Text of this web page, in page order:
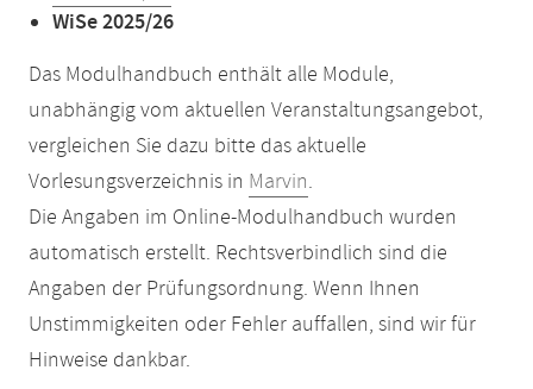
WiSe 2025/26
Das Modulhandbuch enthält alle Module,
unabhängig vom aktuellen Veranstaltungsangebot,
vergleichen Sie dazu bitte das aktuelle
Vorlesungsverzeichnis in Marvin.
Die Angaben im Online-Modulhandbuch wurden
automatisch erstellt. Rechtsverbindlich sind die
Angaben der Prüfungsordnung. Wenn Ihnen
Unstimmigkeiten oder Fehler auffallen, sind wir für
Hinweise dankbar.